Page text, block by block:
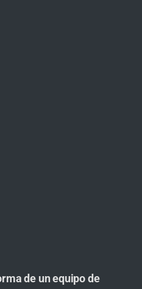
de un equipo de